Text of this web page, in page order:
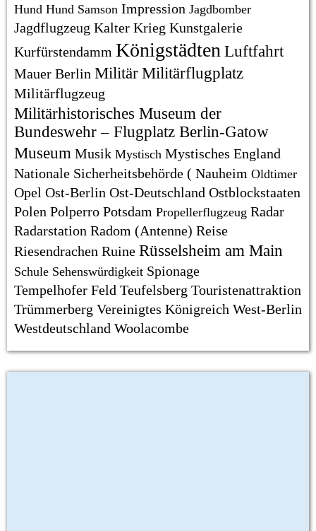
Hund Hund Samson Impression Jagdbomber
Jagdflugzeug Kalter Krieg Kunstgalerie
Kurfürstendamm Königstädten Luftfahrt
Mauer Berlin Militär Militärflugplatz
Militärflugzeug
Militärhistorisches Museum der
Bundeswehr – Flugplatz Berlin-Gatow
Museum Musik Mystisch Mystisches England
Nationale Sicherheitsbehörde ( Nauheim Oldtimer
Opel Ost-Berlin Ost-Deutschland Ostblockstaaten
Polen Polperro Potsdam Propellerflugzeug Radar
Radarstation Radom (Antenne) Reise
Riesendrachen Ruine Rüsselsheim am Main
Schule Sehenswürdigkeit Spionage
Tempelhofer Feld Teufelsberg Touristenattraktion
Trümmerberg Vereinigtes Königreich West-Berlin
Westdeutschland Woolacombe